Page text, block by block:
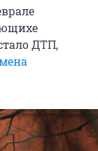
ДТП,